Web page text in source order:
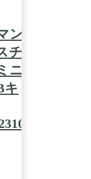
ン
チ
ニ
キ